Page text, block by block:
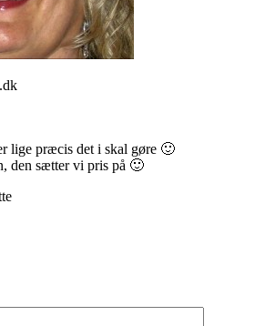
lige præcis det i skal gøre 🙂
den sætter vi pris på 🙂